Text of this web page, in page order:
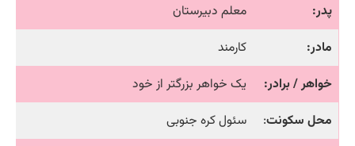
پدر:
معلم دبیرستان
مادر:
کارمند
خواهر / برادر:
یک خواهر بزرگتر از خود
محل سکونت: سئول کره جنوبی